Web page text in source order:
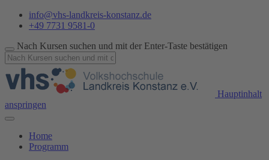
info@vhs-landkreis-konstanz.de
+49 7731 9581-0
Nach Kursen suchen und mit der Enter-Taste bestätigen
Hauptinhalt
anspringen
Home
Programm